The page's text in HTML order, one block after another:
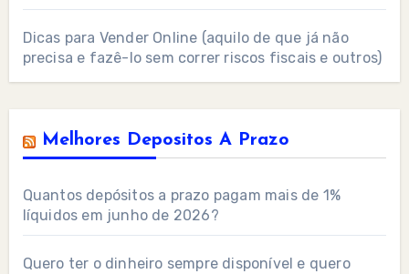
Dicas para Vender Online (aquilo de que já não
precisa e fazê-lo sem correr riscos fiscais e outros)
Melhores Depositos A Prazo
Quantos depósitos a prazo pagam mais de 1%
líquidos em junho de 2026?
Quero ter o dinheiro sempre disponível e quero